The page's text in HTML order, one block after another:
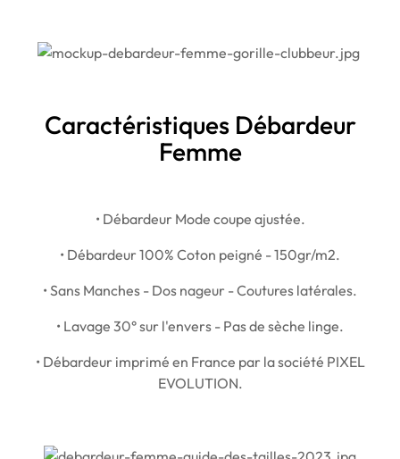
Caractéristiques Débardeur
Femme
• Débardeur Mode coupe ajustée.
• Débardeur 100% Coton peigné - 150gr/m2.
• Sans Manches - Dos nageur - Coutures latérales.
• Lavage 30° sur l'envers - Pas de sèche linge.
• Débardeur imprimé en France par la société PIXEL
EVOLUTION.